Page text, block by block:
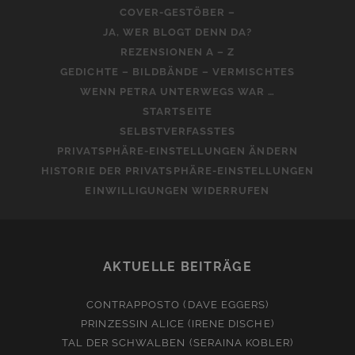
COVER-GESTÖBER –
JA, WER BLOGT DENN DA?
REZENSIONEN A – Z
GEDICHTE – BILDBÄNDE – VERMISCHTES
WENN PETRA UNTERWEGS WAR …
STARTSEITE
SELBSTVERFASSTES
PRIVATSPHÄRE-EINSTELLUNGEN ÄNDERN
HISTORIE DER PRIVATSPHÄRE-EINSTELLUNGEN
EINWILLIGUNGEN WIDERRUFEN
AKTUELLE BEITRÄGE
CONTRAPPOSTO (DAVE EGGERS)
PRINZESSIN ALICE (IRENE DISCHE)
TAL DER SCHWALBEN (SERAINA KOBLER)